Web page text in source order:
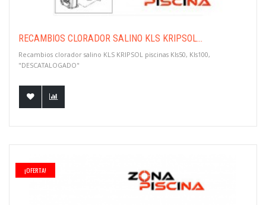
RECAMBIOS CLORADOR SALINO KLS KRIPSOL...
Recambios clorador salino KLS KRIPSOL piscinas Kls50, Kls100,
"DESCATALOGADO"
¡OFERTA!